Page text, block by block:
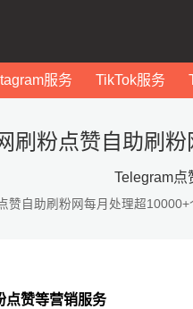
服务 TikTok服务
刷粉点赞自助刷
Telegram点
赞自助刷粉网每月处理超
点赞等营销服务